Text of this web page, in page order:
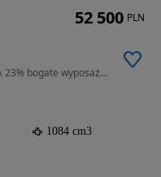
1084 cm3 • 102 KM • 1100 DCT FAKTURA 23% bogate wyposażenie PO SERWISIE gotowy na sezon
1084 cm3
52 500 PLN